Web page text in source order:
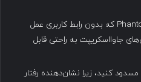
مرورگرهایی مثل PhantomJS که بدون رابط کاربری عمل
جاوااسکریپت به راحتی قابل
کنید، زیرا نشان‌دهنده رفتار